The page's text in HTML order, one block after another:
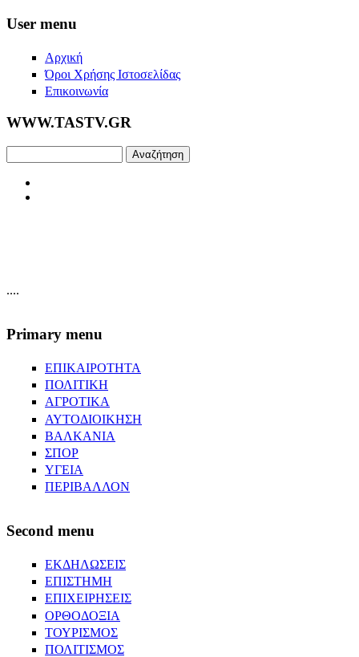
Skip to main content
User menu
Αρχική
Όροι Χρήσης Ιστοσελίδας
Επικοινωνία
WWW.TASTV.GR
....
Primary menu
ΕΠΙΚΑΙΡΟΤΗΤΑ
ΠΟΛΙΤΙΚΗ
ΑΓΡΟΤΙΚΑ
ΑΥΤΟΔΙΟΙΚΗΣΗ
ΒΑΛΚΑΝΙΑ
ΣΠΟΡ
ΥΓΕΙΑ
ΠΕΡΙΒΑΛΛΟΝ
Second menu
ΕΚΔΗΛΩΣΕΙΣ
ΕΠΙΣΤΗΜΗ
ΕΠΙΧΕΙΡΗΣΕΙΣ
ΟΡΘΟΔΟΞΙΑ
ΤΟΥΡΙΣΜΟΣ
ΠΟΛΙΤΙΣΜΟΣ